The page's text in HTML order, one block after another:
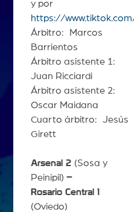
y por
https://
Árbitro: Marcos
Barrientos
Árbitro asistente 1:
Juan Ricciardi
Árbitro asistente 2:
Oscar Maidana
Cuarto árbitro: Jesús
Girett
Arsenal 2 (Sosa y
Peinipil) –
Rosario Central 1
(Oviedo)